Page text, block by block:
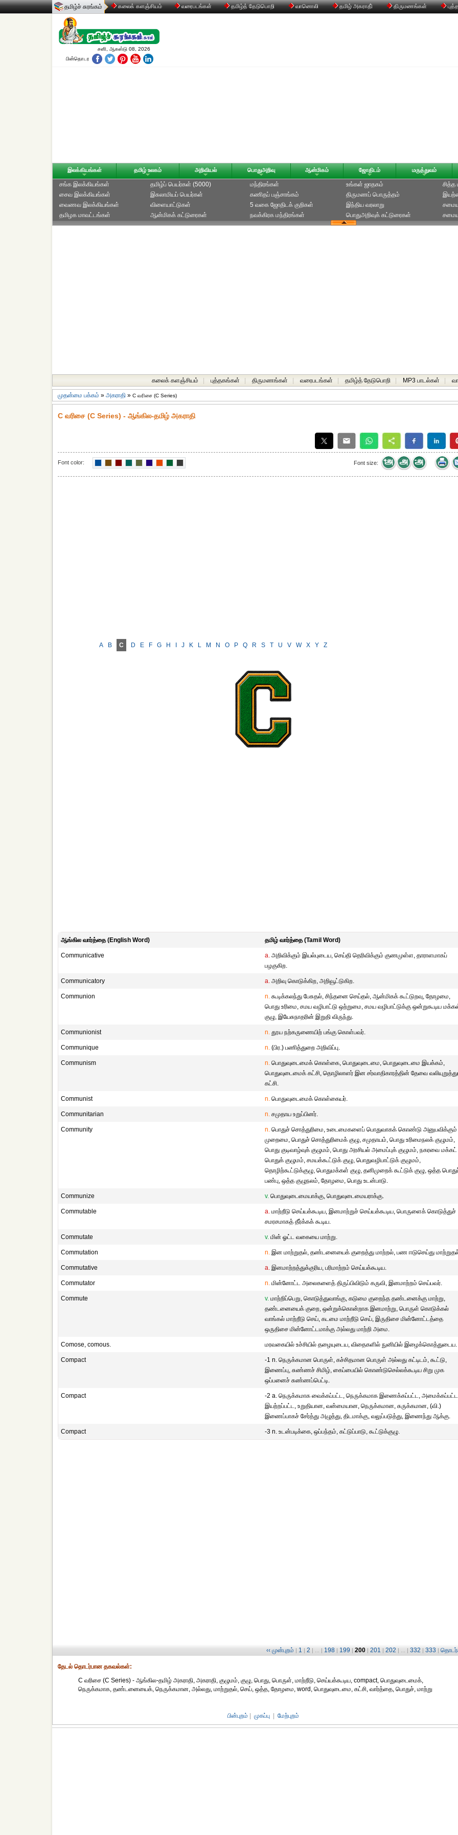
தமிழ்ச் சுரங்கம் கலைக் களஞ்சியம் வரைபடங்கள் தமிழ்த் தேடுபொறி வானொலி தமிழ் அகராதி் திருமணங்கள்
சனி, ஆகஸ்டு 08, 2026
பின்தொடர
இலக்கியங்கள் தமிழ் உலகம் அறிவியல் பொதுஅறிவு ஆன்மிகம் ஜோதிடம் மருத்துவம்
சங்க இலக்கியங்கள்
சைவ இலக்கியங்கள்
வைணவ இலக்கியங்கள்
தமிழக மாவட்டங்கள்
தமிழ்ப் பெயர்கள் (5000)
இசுலாமியப் பெயர்கள்
விளையாட்டுகள்
ஆன்மிகக் கட்டுரைகள்
மந்திரங்கள்
கணிதப் பஞ்சாங்கம்
5 வகை ஜோதிடக் குறிகள்
நவக்கிரக மந்திரங்கள்
உங்கள் ஜாதகம்
திருமணப் பொருத்தம்
இந்திய வரலாறு
பொதுஅறிவுக் கட்டுரைகள்
சித்த
கலைக் களஞ்சியம் புத்தகங்கள் திருமணங்கள் வரைபடங்கள் தமிழ்த் தேடுபொறி MP3 பாடல்கள்
முதன்மை பக்கம் » அகராதி » C வரிசை (C Series)
C வரிசை (C Series) - ஆங்கில-தமிழ் அகராதி
Font color: Font size:
A B C D E F G H J K L M N O P Q R S T U V W X Y Z
ஆங்கில வார்த்தை (English Word) தமிழ் வார்த்தை (Tamil Word)
Communicative a. அறிவிக்கும் இயல்புடைய, செய்தி தெரிவிக்கும் குணமுள்ள, தாராளமாகப்
பழகுகிற.
Communicatory a. அறிவு கொடுக்கிற, அறிவூட்டுகிற.
Communion n. கூடிக்கலந்து பேசுதல், சிந்தனை செய்தல், ஆன்மிகக் கூட்டுறவு, தோழமை,
பொது உரிமை, சமய வழிபாட்டு ஒற்றுமை, சமய வழிபாட்டுக்கு ஒன்றுகூடிய
குழு, இயேசுநாதரின் இறுதி விருந்து.
Communionist n. தூய நற்கருணையிற் பங்கு கொள்பவர்.
Communique n. (பிர.) பணித்துறை அறிவிப்பு.
Communism n. பொதுவுடைமைக் கொள்கை, பொதுவுடைமை, பொதுவுடைமை இயக்கம்,
பொதுவுடைமைக் கட்சி, தொழிலாளர் இன சர்வாதிகாரத்தின் தேவை
கட்சி.
Communist n. பொதுவுடைமைக் கொள்கையர்.
Communitarian n. சமுதாய உறுப்பினர்.
Community n. பொதுச் சொத்துரிமை, உடைமைகளைப் பொதுவாகக் கொண்டு அனுபவிக்கும்
முறைமை, பொதுச் சொத்துரிமைக் குழு, சமுதாயம், பொது உரிமைநலக் குழுமம்,
பொது குடிவாழ்வுக் குழுமம், பொது அரசியல் அமைப்புக் குழுமம், நகரவை மக்கட்
பொதுக் குழுமம், சமயக்கூட்டுக் குழு, பொதுவழிபாட்டுக் குழுமம்,
தொழிற்கூட்டுக்குழு, பொதுமக்கள் குழு, தனிமுறைக் கூட்டுக் குழு, ஒத்த
பண்பு, ஒத்த குழுநலம், தோழமை, பொது உடன்பாடு.
Communize v. பொதுவுடைமையாக்கு, பொதுவுடைமையராக்கு.
Commutable a. மாற்றீடு செய்யக்கூடிய, இனமாற்றுச் செய்யக்கூடிய, பொருளைக் கொடுத்துச்
சமரசமாகத் தீர்க்கக் கூடிய.
Commutate v. மின் ஓட்ட வகையை மாற்று.
Commutation n. இன மாற்றுதல், தண்டனையைக் குறைத்து மாற்றல், பண ஈடுசெய்து
Commutative a. இனமாற்றத்துக்குரிய, பரிமாற்றம் செய்யக்கூடிய.
Commutator n. மின்னோட்ட அலைகளைத் திருப்பிவிடும் கருவி, இனமாற்றம் செய்பவர்.
Commute v. மாற்றிப்பெறு, கொடுத்துவாங்கு, கடுமை குறைந்த தண்டனைக்கு மாற்று,
தண்டனையைக் குறை, ஒன்றுக்கொன்றாக இனமாற்று, பொருள் கொடுக்கல்
வாங்கல் மாற்றீடு செய், கடமை மாற்றீடு செய், இருதிசை மின்னோட்டத்தை
ஒருதிசை மின்னோட்டமாக்கு அல்லது மாற்றி அமை.
Comose, comous. மரவகையில் உச்சியில் தழையுடைய, விதைகளில் நுனியில் இழைக்கொத்துடைய.
Compact
-1 n. நெருக்கமான பொருள், கச்சிதமான பொருள் அல்லது கட்டிடம், கூட்டு,
இணைப்பு, சுண்ணச் சிமிழ், கைப்பையில் கொண்டுசெல்லக்கூடிய சிறு முக
ஒப்பனைச் சுண்ணப்பெட்டி.
Compact
-2 a. நெருக்கமாக வைக்கப்பட்ட, நெருக்கமாக இணைக்கப்பட்ட,
இயற்றப்பட்ட, உறுதியான, வன்மையான, நெருக்கமான, சுருக்கமான, (வி.)
இணைப்பாகச் சேர்த்து அழுத்து, திடமாக்கு, வலுப்படுத்து, இணைந்து ஆக்கு.
Compact -3 n. உடன்படிக்கை, ஒப்பந்தம், கட்டுப்பாடு, கூட்டுக்குழு.
‹‹ முன்புறம் | 1 | 2 | ... | 198 | 199 | 200 | 201 | 202 | ... | 332 | 333 |
தேட‌ல் தொட‌ர்பான தகவ‌ல்க‌ள்:
C வரிசை (C Series) - ஆங்கில-தமிழ் அகராதி, அகராதி, குழுமம், குழு, பொது, பொருள், மாற்றீடு, செய்யக்கூடிய, compact, பொதுவுடைமைக்,
நெருக்கமாக, தண்டனையைக், நெருக்கமான, அல்லது, மாற்றுதல், செய், ஒத்த, தோழமை, word, பொதுவுடைமை, கட்சி, வார்த்தை, பொதுச், மாற்று
பின்புறம் முகப்பு மேற்புறம்